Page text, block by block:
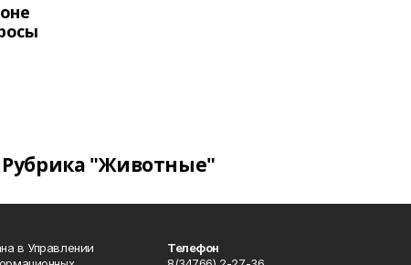
Рубрика "Животные"
в Управлении
Телефон